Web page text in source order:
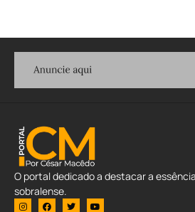
O portal dedicado a destacar a
sobralense.